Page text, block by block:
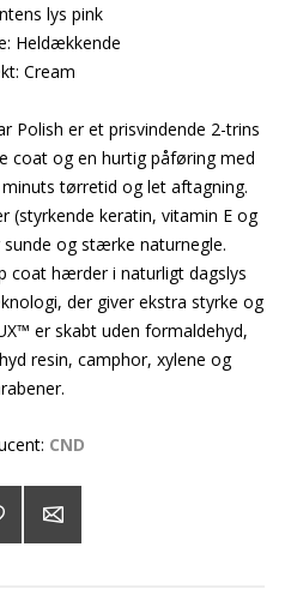
lys pink
Heldækkende
Cream
Polish er et prisvindende 2-trins
coat og en hurtig påføring med
tørretid og let aftagning.
(styrkende keratin, vitamin E og
og stærke naturnegle.
coat hærder i naturligt dagslys
der giver ekstra styrke og
er skabt uden formaldehyd,
resin, camphor, xylene og
CND